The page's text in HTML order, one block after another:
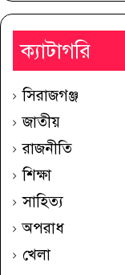
ক্যাটাগরি
সিরাজগঞ্জ
জাতীয়
রাজনীতি
শিক্ষা
সাহিত্য
অপরাধ
খেলা